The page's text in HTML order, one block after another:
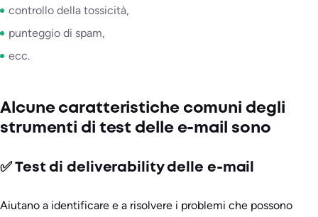
controllo della tossicità,
punteggio di spam,
ecc.
Alcune caratteristiche comuni degli
strumenti di test delle e-mail sono
✅ Test di deliverability delle e-mail
Aiutano a identificare e a risolvere i problemi che possono